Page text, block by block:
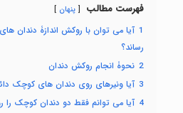
فهرست مطالب پنهان
1 آیا می توان با روکش اندازۀ دندان
رساند؟
2 نحوۀ انجام روکش دندان
3 آیا ونیرهای روی دندان های کوچک
4 آیا می توانم فقط دو دندان کوچک را